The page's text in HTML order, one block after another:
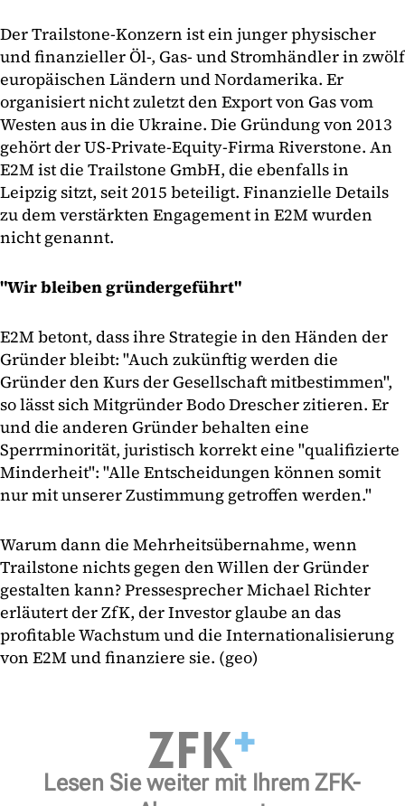
Der Trailstone-Konzern ist ein junger physischer
und finanzieller Öl-, Gas- und Stromhändler in zwölf
europäischen Ländern und Nordamerika. Er
organisiert nicht zuletzt den Export von Gas vom
Westen aus in die Ukraine. Die Gründung von 2013
gehört der US-Private-Equity-Firma Riverstone. An
E2M ist die Trailstone GmbH, die ebenfalls in
Leipzig sitzt, seit 2015 beteiligt. Finanzielle Details
zu dem verstärkten Engagement in E2M wurden
nicht genannt.
"Wir bleiben gründergeführt"
E2M betont, dass ihre Strategie in den Händen der
Gründer bleibt: "Auch zukünftig werden die
Gründer den Kurs der Gesellschaft mitbestimmen",
so lässt sich Mitgründer Bodo Drescher zitieren. Er
und die anderen Gründer behalten eine
Sperrminorität, juristisch korrekt eine "qualifizierte
Minderheit": "Alle Entscheidungen können somit
nur mit unserer Zustimmung getroffen werden."
Warum dann die Mehrheitsübernahme, wenn
Trailstone nichts gegen den Willen der Gründer
gestalten kann? Pressesprecher Michael Richter
erläutert der ZfK, der Investor glaube an das
profitable Wachstum und die Internationalisierung
von E2M und finanziere sie. (geo)
Lesen Sie weiter mit Ihrem ZFK-